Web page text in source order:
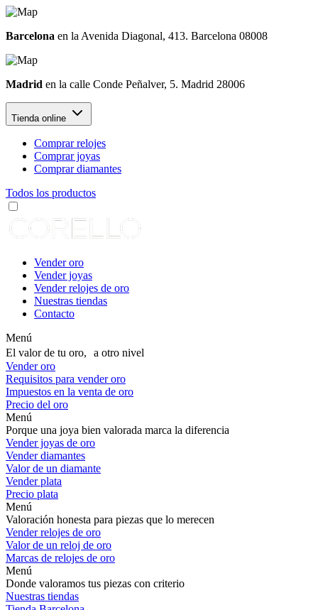
Barcelona en la Avenida Diagonal, 413. Barcelona 08008
Madrid en la calle Conde Peñalver, 5. Madrid 28006
Tienda online
Comprar relojes
Comprar joyas
Comprar diamantes
Todos los productos
Vender oro
Vender joyas
Vender relojes de oro
Nuestras tiendas
Contacto
Menú
El valor de tu oro, a otro nivel
Vender oro
Requisitos para vender oro
Impuestos en la venta de oro
Precio del oro
Menú
Porque una joya bien valorada marca la diferencia
Vender joyas de oro
Vender diamantes
Valor de un diamante
Vender plata
Precio plata
Menú
Valoración honesta para piezas que lo merecen
Vender relojes de oro
Valor de un reloj de oro
Marcas de relojes de oro
Menú
Donde valoramos tus piezas con criterio
Nuestras tiendas